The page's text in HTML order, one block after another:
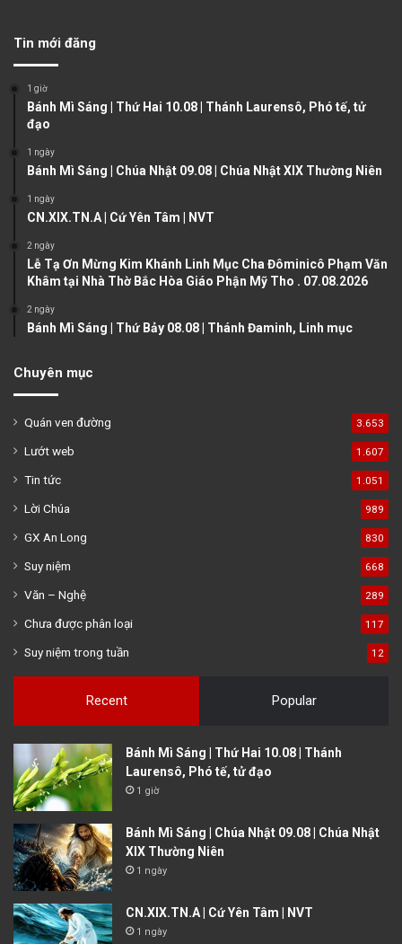
u
g
Tin mới đăng
1 giờ
Bánh Mì Sáng | Thứ Hai 10.08 | Thánh Laurensô, Phó tế, tử
đạo
1 ngày
Bánh Mì Sáng | Chúa Nhật 09.08 | Chúa Nhật XIX Thường Niên
1 ngày
CN.XIX.TN.A | Cứ Yên Tâm | NVT
2 ngày
Lễ Tạ Ơn Mừng Kim Khánh Linh Mục Cha Đôminicô Phạm Văn
Khâm tại Nhà Thờ Bắc Hòa Giáo Phận Mỹ Tho . 07.08.2026
2 ngày
Bánh Mì Sáng | Thứ Bảy 08.08 | Thánh Đaminh, Linh mục
Chuyên mục
Quán ven đường 3.653
Lướt web 1.607
Tin tức 1.051
Lời Chúa 989
GX An Long 830
Suy niệm 668
Văn – Nghệ 289
Chưa được phân loại 117
Suy niệm trong tuần 12
Recent Popular
Bánh Mì Sáng | Thứ Hai 10.08 | Thánh
Laurensô, Phó tế, tử đạo
1 giờ
Bánh Mì Sáng | Chúa Nhật 09.08 | Chúa Nhật
XIX Thường Niên
1 ngày
CN.XIX.TN.A | Cứ Yên Tâm | NVT
1 ngày